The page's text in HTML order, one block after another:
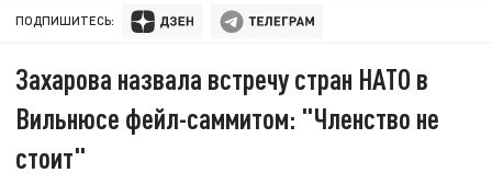
ПОДПИШИТЕСЬ:
Захарова назвала встречу стран НАТО в
Вильнюсе фейл-саммитом: "Членство не
стоит"